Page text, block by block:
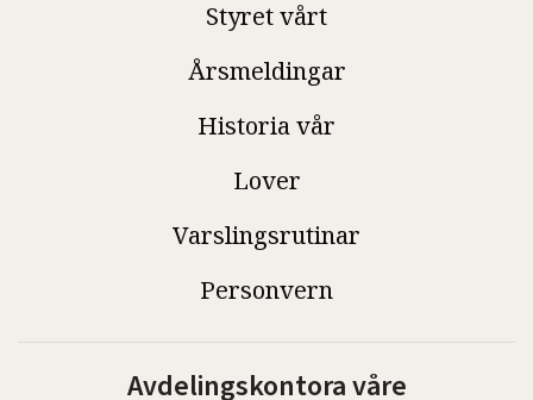
Styret vårt
Årsmeldingar
Historia vår
Lover
Varslingsrutinar
Personvern
Avdelingskontora våre